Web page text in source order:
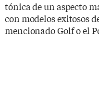
tónica de un aspecto
con modelos exitosos
mencionado Golf o el